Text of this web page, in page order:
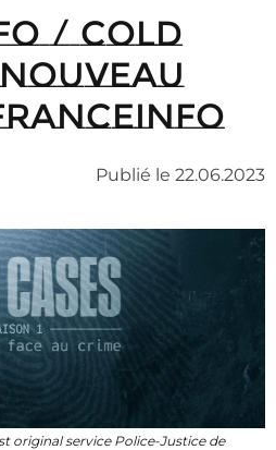
/ Cold
Publié le 22.06.2023
original service Police-Justice de